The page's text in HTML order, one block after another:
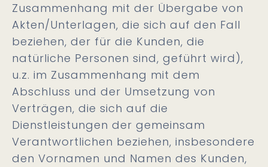
Zusammenhang mit der Übergabe von
Akten/Unterlagen, die sich auf den Fall
beziehen, der für die Kunden, die
natürliche Personen sind, geführt wird),
u.z. im Zusammenhang mit dem
Abschluss und der Umsetzung von
Verträgen, die sich auf die
Dienstleistungen der gemeinsam
Verantwortlichen beziehen, insbesondere
den Vornamen und Namen des Kunden,